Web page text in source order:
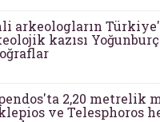
arkeologların
kazısı
2,20 metrelik
ve Telesphoros